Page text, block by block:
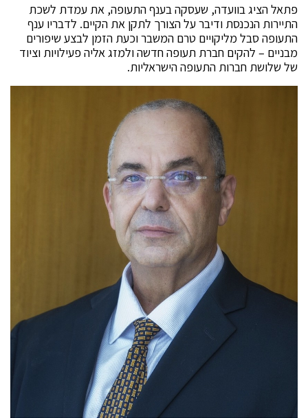
פתאל הציג בוועדה, שעסקה בענף התעופה, את עמדת לשכת
התיירות הנכנסת ודיבר על הצורך לתקן את הקיים. לדבריו ענף
התעופה סבל מליקויים טרם המשבר וכעת הזמן לבצע שיפורים
מבניים – להקים חברת תעופה חדשה ולמזג אליה פעילויות וציוד
של שלושת חברות התעופה הישראליות.